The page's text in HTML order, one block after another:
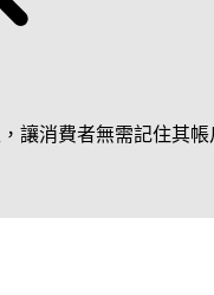
讓消費者無需記住其帳